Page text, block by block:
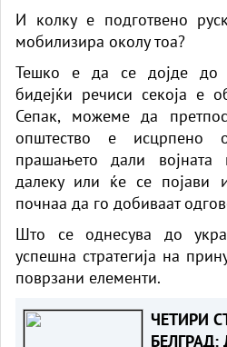
И колку е подготвено
мобилизира околу тоа?
Тешко е да се дојде до
бидејќи речиси секоја е
Сепак, можеме да
општество е исцрпено
прашањето дали војната
далеку или ќе се појави
почнаа да го добиваат
Што се однесува до
успешна стратегија на
поврзани елементи.
ЧЕТИРИ
БЕЛГРАД: